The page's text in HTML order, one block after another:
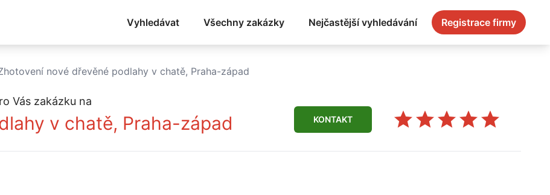
Vyhledávat Všechny zakázky Nejčastější vyhledávání Registrace firmy
nové dřevěné podlahy v chatě, Praha-západ
Vás zakázku na
v chatě, Praha-západ KONTAKT